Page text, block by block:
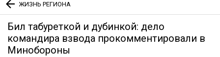
ЖИЗНЬ РЕГИОНА
Бил табуреткой и дубинкой: дело
командира взвода прокомментировали в
Минобороны